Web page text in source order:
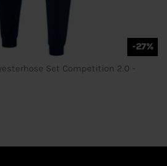
-27%
Set Competition 2.0 -